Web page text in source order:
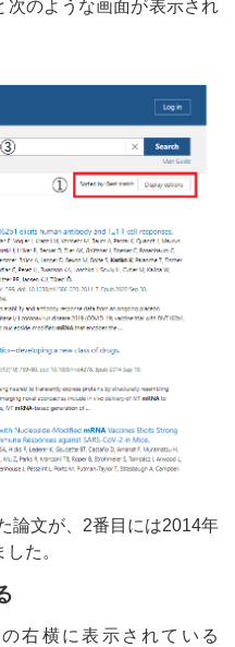
次のような画面が表示され
論文が、2番目には2014年
た。
右横に表示されている